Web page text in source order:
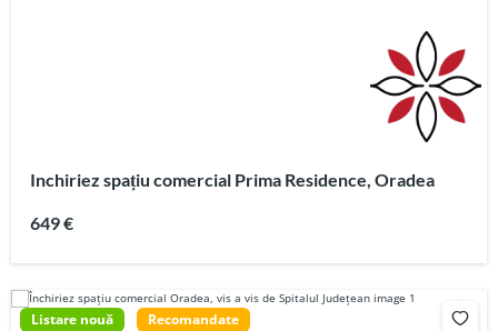
Inchiriez spațiu comercial Prima Residence, Oradea
649 €
Listare nouă Recomandate